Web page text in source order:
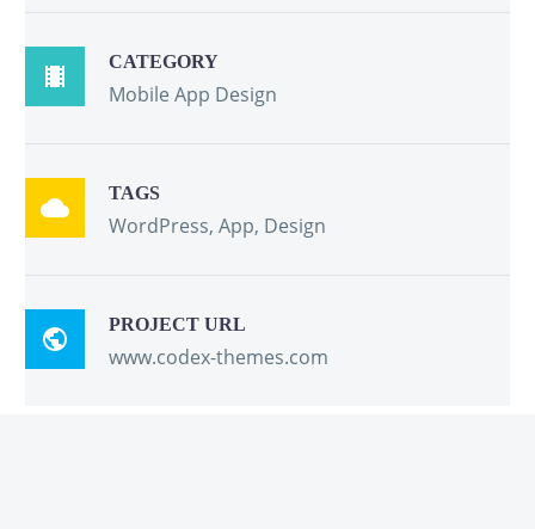

CATEGORY
Mobile App Design

TAGS
WordPress, App, Design

PROJECT URL
www.codex-themes.com